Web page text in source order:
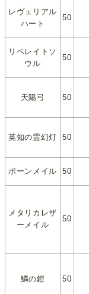
レヴェリアル
ハート
50
リベレイトソ
ウル
50
天陽弓 50
英知の霊幻灯 50
ボーンメイル 50
メタリカレザ
ーメイル
50
鱗の鎧 50